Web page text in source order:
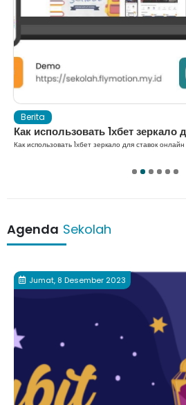
Berita
Как использовать 1хбет зеркало
Как использовать 1хбет зеркало для ставок
5 6
Agenda Sekolah
Jumat, 8 Desember 2023